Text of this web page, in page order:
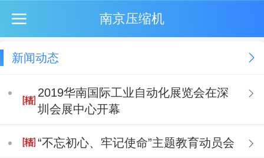
南京压缩机
新闻动态
2019华南国际工业自动化展览会在深
圳会展中心开幕
“不忘初心、牢记使命”主题教育动员会